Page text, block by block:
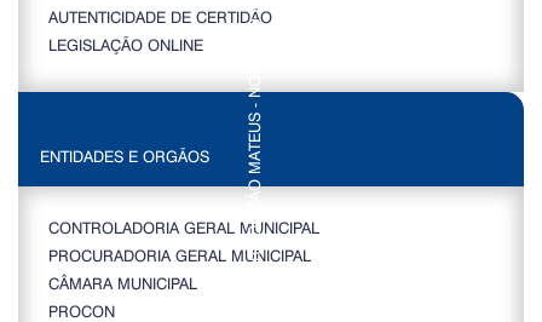
AUTENTICIDADE DE CERTIDÃO
LEGISLAÇÃO ONLINE
ENTIDADES E ORGÃOS
CONTROLADORIA GERAL MUNICIPAL
PROCURADORIA GERAL MUNICIPAL
CÂMARA MUNICIPAL
PROCON